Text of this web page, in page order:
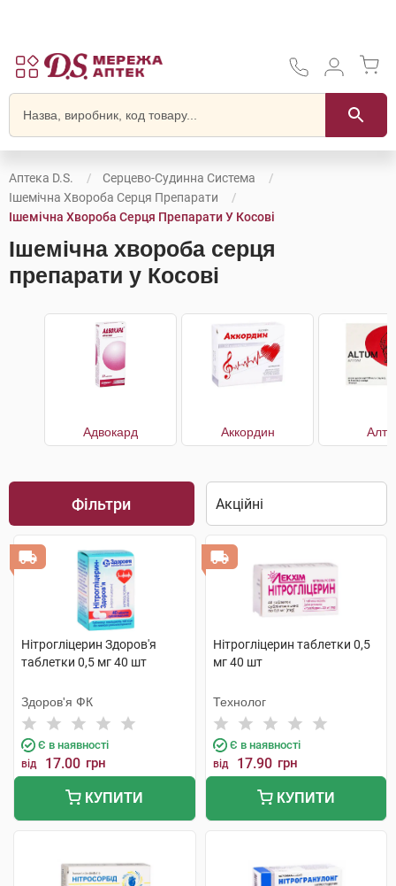
Аптека D.S.
Серцево-Судинна Система
Ішемічна Хвороба Серця Препарати
Ішемічна Хвороба Серця Препарати У Косові
Ішемічна хвороба серця
препарати у Косові
Адвокард Аккордин
Фільтри
Нітрогліцерин Здоров'я
таблетки 0,5 мг 40 шт
Здоров'я ФК
Є в наявності
від 17.00 грн
КУПИТИ
Нітрогліцерин таблетки 0,5
мг 40 шт
Технолог
Є в наявності
від 17.90 грн
КУПИТИ